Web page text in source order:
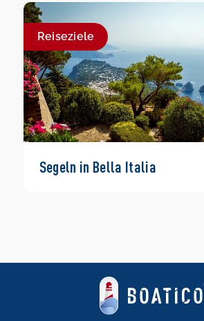
Reiseziele
Segeln in Bella Italia